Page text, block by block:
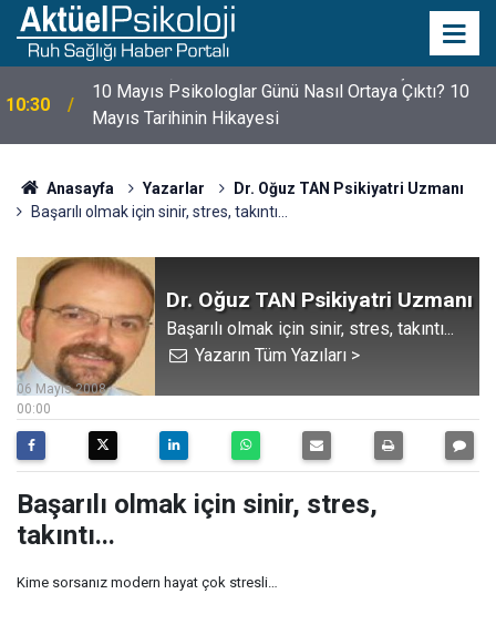
10:30
10 Mayıs Psikologlar Günü Nasıl Ortaya Çıktı? 10
Mayıs Tarihinin Hikayesi
Anasayfa Yazarlar
Dr. Oğuz TAN Psikiyatri Uzmanı
Başarılı olmak için sinir, stres, takıntı...
Dr. Oğuz TAN Psikiyatri Uzmanı
Başarılı olmak için sinir, stres, takıntı...
Yazarın Tüm Yazıları >
00:00
06 Mayıs 2008
Başarılı olmak için sinir, stres,
takıntı...
Kime sorsanız modern hayat çok stresli…